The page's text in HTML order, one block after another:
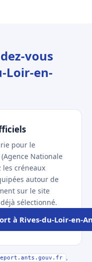
vous
Loir-en-
pour le
(Agence Nationale
les créneaux
autour de
sur le site
sélectionné.
à Rives-du-Loir-en-
,